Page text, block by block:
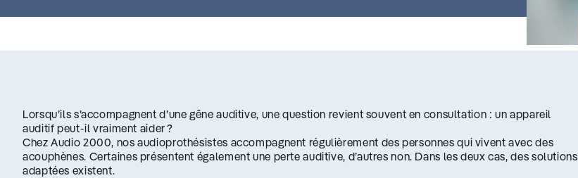
Lorsqu’ils s’accompagnent d’une gêne auditive, une question revient souvent en consultation : un appareil
auditif peut-il vraiment aider ?
Chez Audio 2000, nos audioprothésistes accompagnent régulièrement des personnes qui vivent avec des
acouphènes. Certaines présentent également une perte auditive, d’autres non. Dans les deux cas, des solutions
adaptées existent.